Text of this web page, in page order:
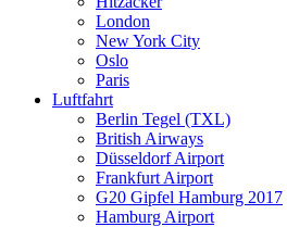
London
New York City
Oslo
Paris
Luftfahrt
Berlin Tegel (TXL)
British Airways
Düsseldorf Airport
Frankfurt Airport
G20 Gipfel Hamburg 2017
Hamburg Airport